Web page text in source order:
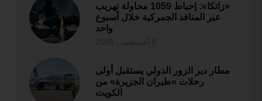
«زاتكا»: إحباط 1059 محاولة تهريب
عبر المنافذ الجمركية خلال أسبوع
واحد
مطار دير الزور الدولي يستقبل أولى
رحلات «طيران الجزيرة» من
الكويت